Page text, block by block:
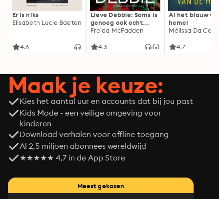
Er is niks
Elisabeth Lucie Baeten
4.6
Lieve Debbie: Soms is
genoeg ook echt
genoeg...
Freida McFadden
4.3
Al het blauw
hemel
Mélissa Da
4.7
Maak je keuze:
Kies het aantal uur en accounts dat bij jou past
Kids Mode - een veilige omgeving voor
kinderen
Download verhalen voor offline toegang
Al 2,5 miljoen abonnees wereldwijd
★★★★★ 4,7 in de App Store
Meest gekozen